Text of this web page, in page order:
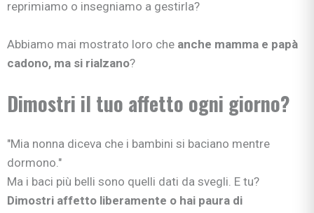
reprimiamo o insegniamo a gestirla?
Abbiamo mai mostrato loro che anche mamma e papà
cadono, ma si rialzano?
Dimostri il tuo affetto ogni giorno?
"Mia nonna diceva che i bambini si baciano mentre
dormono."
Ma i baci più belli sono quelli dati da svegli. E tu?
Dimostri affetto liberamente o hai paura di